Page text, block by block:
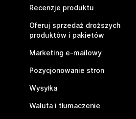
Recenzje produktu
Oferuj sprzedaż droższych
produktów i pakietów
Marketing e-mailowy
Pozycjonowanie stron
Wysyłka
Waluta i tłumaczenie